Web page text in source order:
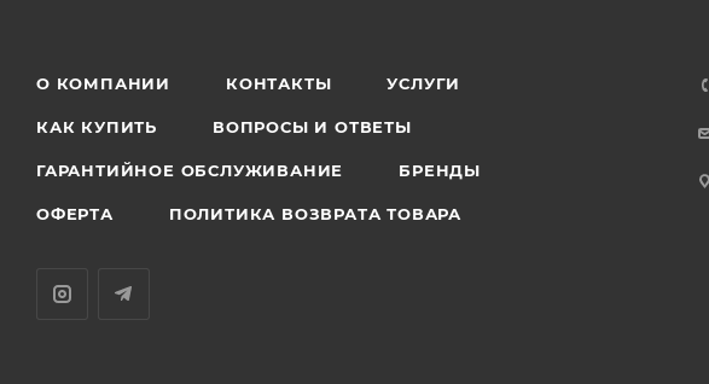
О КОМПАНИИ КОНТАКТЫ УСЛУГИ
КАК КУПИТЬ ВОПРОСЫ И ОТВЕТЫ
ГАРАНТИЙНОЕ ОБСЛУЖИВАНИЕ БРЕНДЫ
ОФЕРТА ПОЛИТИКА ВОЗВРАТА ТОВАРА